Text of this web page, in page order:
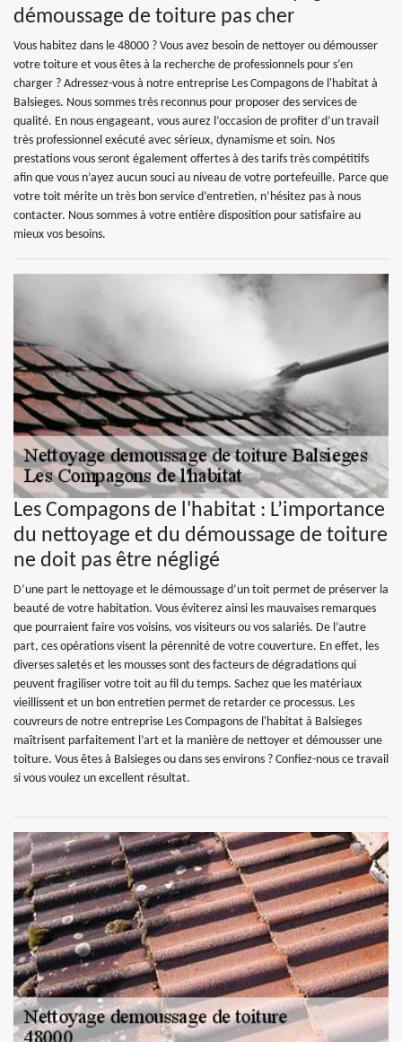
démoussage de toiture pas cher
Vous habitez dans le 48000 ? Vous avez besoin de nettoyer ou démousser
votre toiture et vous êtes à la recherche de professionnels pour s’en
charger ? Adressez-vous à notre entreprise Les Compagons de l'habitat à
Balsieges. Nous sommes très reconnus pour proposer des services de
qualité. En nous engageant, vous aurez l’occasion de profiter d’un travail
très professionnel exécuté avec sérieux, dynamisme et soin. Nos
prestations vous seront également offertes à des tarifs très compétitifs
afin que vous n’ayez aucun souci au niveau de votre portefeuille. Parce que
votre toit mérite un très bon service d’entretien, n’hésitez pas à nous
contacter. Nous sommes à votre entière disposition pour satisfaire au
mieux vos besoins.
Les Compagons de l'habitat : L’importance
du nettoyage et du démoussage de toiture
ne doit pas être négligé
D’une part le nettoyage et le démoussage d’un toit permet de préserver la
beauté de votre habitation. Vous éviterez ainsi les mauvaises remarques
que pourraient faire vos voisins, vos visiteurs ou vos salariés. De l’autre
part, ces opérations visent la pérennité de votre couverture. En effet, les
diverses saletés et les mousses sont des facteurs de dégradations qui
peuvent fragiliser votre toit au fil du temps. Sachez que les matériaux
vieillissent et un bon entretien permet de retarder ce processus. Les
couvreurs de notre entreprise Les Compagons de l'habitat à Balsieges
maîtrisent parfaitement l’art et la manière de nettoyer et démousser une
toiture. Vous êtes à Balsieges ou dans ses environs ? Confiez-nous ce travail
si vous voulez un excellent résultat.